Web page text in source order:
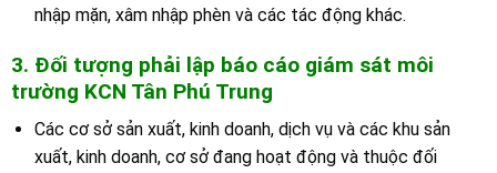
nhập mặn, xâm nhập phèn và các tác động khác.
3. Đối tượng phải lập báo cáo giám sát môi
trường KCN Tân Phú Trung
Các cơ sở sản xuất, kinh doanh, dịch vụ và các khu sản
xuất, kinh doanh, cơ sở đang hoạt động và thuộc đối